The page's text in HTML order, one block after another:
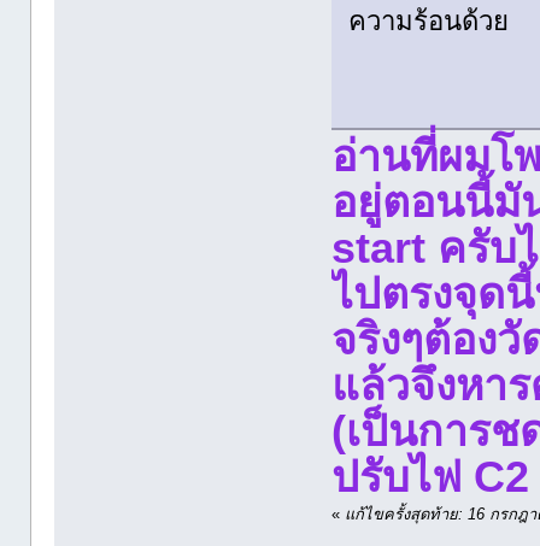
ความร้อนด้วย
อ่านที่ผมโ
อยู่ตอนนี้มั
start ครับ
ไปตรงจุด
จริงๆต้อง
แล้วจึงหา
(เป็นการช
ปรับไฟ
« แก้ไขครั้งสุดท้าย: 16 กรกฎา